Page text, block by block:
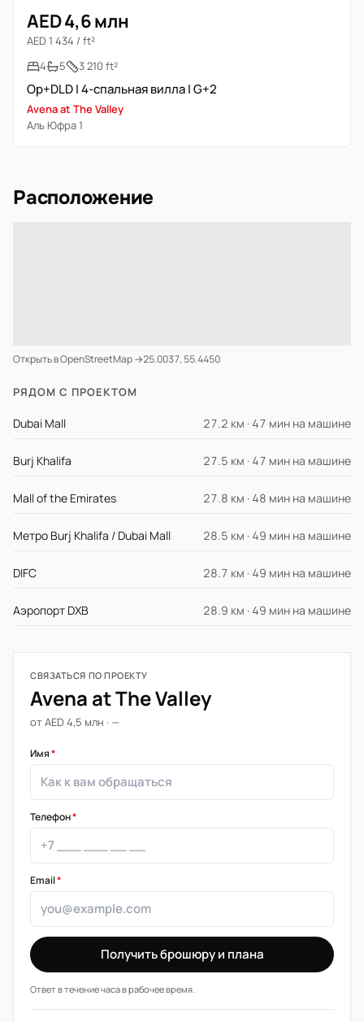
AED 4,6 млн
AED 1 434 / ft²
4
5 3 210 ft²
Op+DLD | 4-спальная вилла | G+2
Avena at The Valley
Аль Юфра 1
Расположение
Открыть в OpenStreetMap →25.0037, 55.4450
РЯДОМ С ПРОЕКТОМ
Dubai Mall 27.2 км · 47 мин на машине
Burj Khalifa 27.5 км · 47 мин на машине
Mall of the Emirates 27.8 км · 48 мин на машине
Метро Burj Khalifa / Dubai Mall 28.5 км · 49 мин на машине
DIFC 28.7 км · 49 мин на машине
Аэропорт DXB 28.9 км · 49 мин на машине
СВЯЗАТЬСЯ ПО ПРОЕКТУ
Avena at The Valley
от AED 4,5 млн · —
Имя*
Телефон*
Email*
Получить брошюру и плана
Ответ в течение часа в рабочее время.